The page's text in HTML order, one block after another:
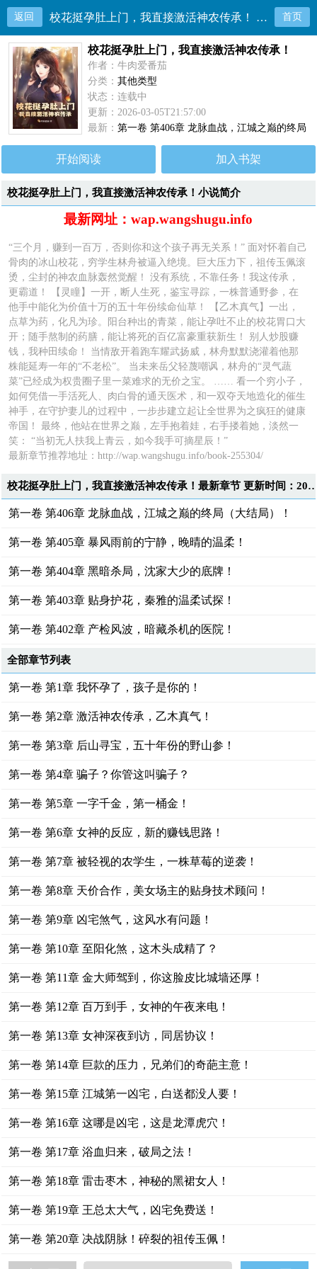
返回 校花挺孕肚上门，我直接激活神农传承！ 目录共406章 首页
校花挺孕肚上门，我直接激活神农传承！
作者：牛肉爱番茄
分类：其他类型
状态：连载中
更新：2026-03-05T21:57:00
最新：第一卷 第406章 龙脉血战，江城之巅的终局
（大结局）！
开始阅读 加入书架
校花挺孕肚上门，我直接激活神农传承！小说简介
最新网址：wap.wangshugu.info
“三个月，赚到一百万，否则你和这个孩子再无关系！” 面对怀着自己
骨肉的冰山校花，穷学生林舟被逼入绝境。巨大压力下，祖传玉佩滚
烫，尘封的神农血脉轰然觉醒！ 没有系统，不靠任务！我这传承，
更霸道！ 【灵瞳】一开，断人生死，鉴宝寻踪，一株普通野参，在
他手中能化为价值十万的五十年份续命仙草！ 【乙木真气】一出，
点草为药，化凡为珍。阳台种出的青菜，能让孕吐不止的校花胃口大
开；随手熬制的药膳，能让将死的百亿富豪重获新生！ 别人炒股赚
钱，我种田续命！ 当情敌开着跑车耀武扬威，林舟默默浇灌着他那
株能延寿一年的“不老松”。 当未来岳父轻蔑嘲讽，林舟的“灵气蔬
菜”已经成为权贵圈子里一菜难求的无价之宝。 …… 看一个穷小子，
如何凭借一手活死人、肉白骨的通天医术，和一双夺天地造化的催生
神手，在守护妻儿的过程中，一步步建立起让全世界为之疯狂的健康
帝国！ 最终，他站在世界之巅，左手抱着娃，右手搂着她，淡然一
笑： “当初无人扶我上青云，如今我手可摘星辰！”
最新章节推荐地址：http://wap.wangshugu.info/book-255304/
校花挺孕肚上门，我直接激活神农传承！最新章节 更新
第一卷 第406章 龙脉血战，江城之巅的终局（大结局）！
第一卷 第405章 暴风雨前的宁静，晚晴的温柔！
第一卷 第404章 黑暗杀局，沈家大少的底牌！
第一卷 第403章 贴身护花，秦雅的温柔试探！
第一卷 第402章 产检风波，暗藏杀机的医院！
全部章节列表
第一卷 第1章 我怀孕了，孩子是你的！
第一卷 第2章 激活神农传承，乙木真气！
第一卷 第3章 后山寻宝，五十年份的野山参！
第一卷 第4章 骗子？你管这叫骗子？
第一卷 第5章 一字千金，第一桶金！
第一卷 第6章 女神的反应，新的赚钱思路！
第一卷 第7章 被轻视的农学生，一株草莓的逆袭！
第一卷 第8章 天价合作，美女场主的贴身技术顾问！
第一卷 第9章 凶宅煞气，这风水有问题！
第一卷 第10章 至阳化煞，这木头成精了？
第一卷 第11章 金大师驾到，你这脸皮比城墙还厚！
第一卷 第12章 百万到手，女神的午夜来电！
第一卷 第13章 女神深夜到访，同居协议！
第一卷 第14章 巨款的压力，兄弟们的奇葩主意！
第一卷 第15章 江城第一凶宅，白送都没人要！
第一卷 第16章 这哪是凶宅，这是龙潭虎穴！
第一卷 第17章 浴血归来，破局之法！
第一卷 第18章 雷击枣木，神秘的黑裙女人！
第一卷 第19章 王总太大气，凶宅免费送！
第一卷 第20章 决战阴脉！碎裂的祖传玉佩！